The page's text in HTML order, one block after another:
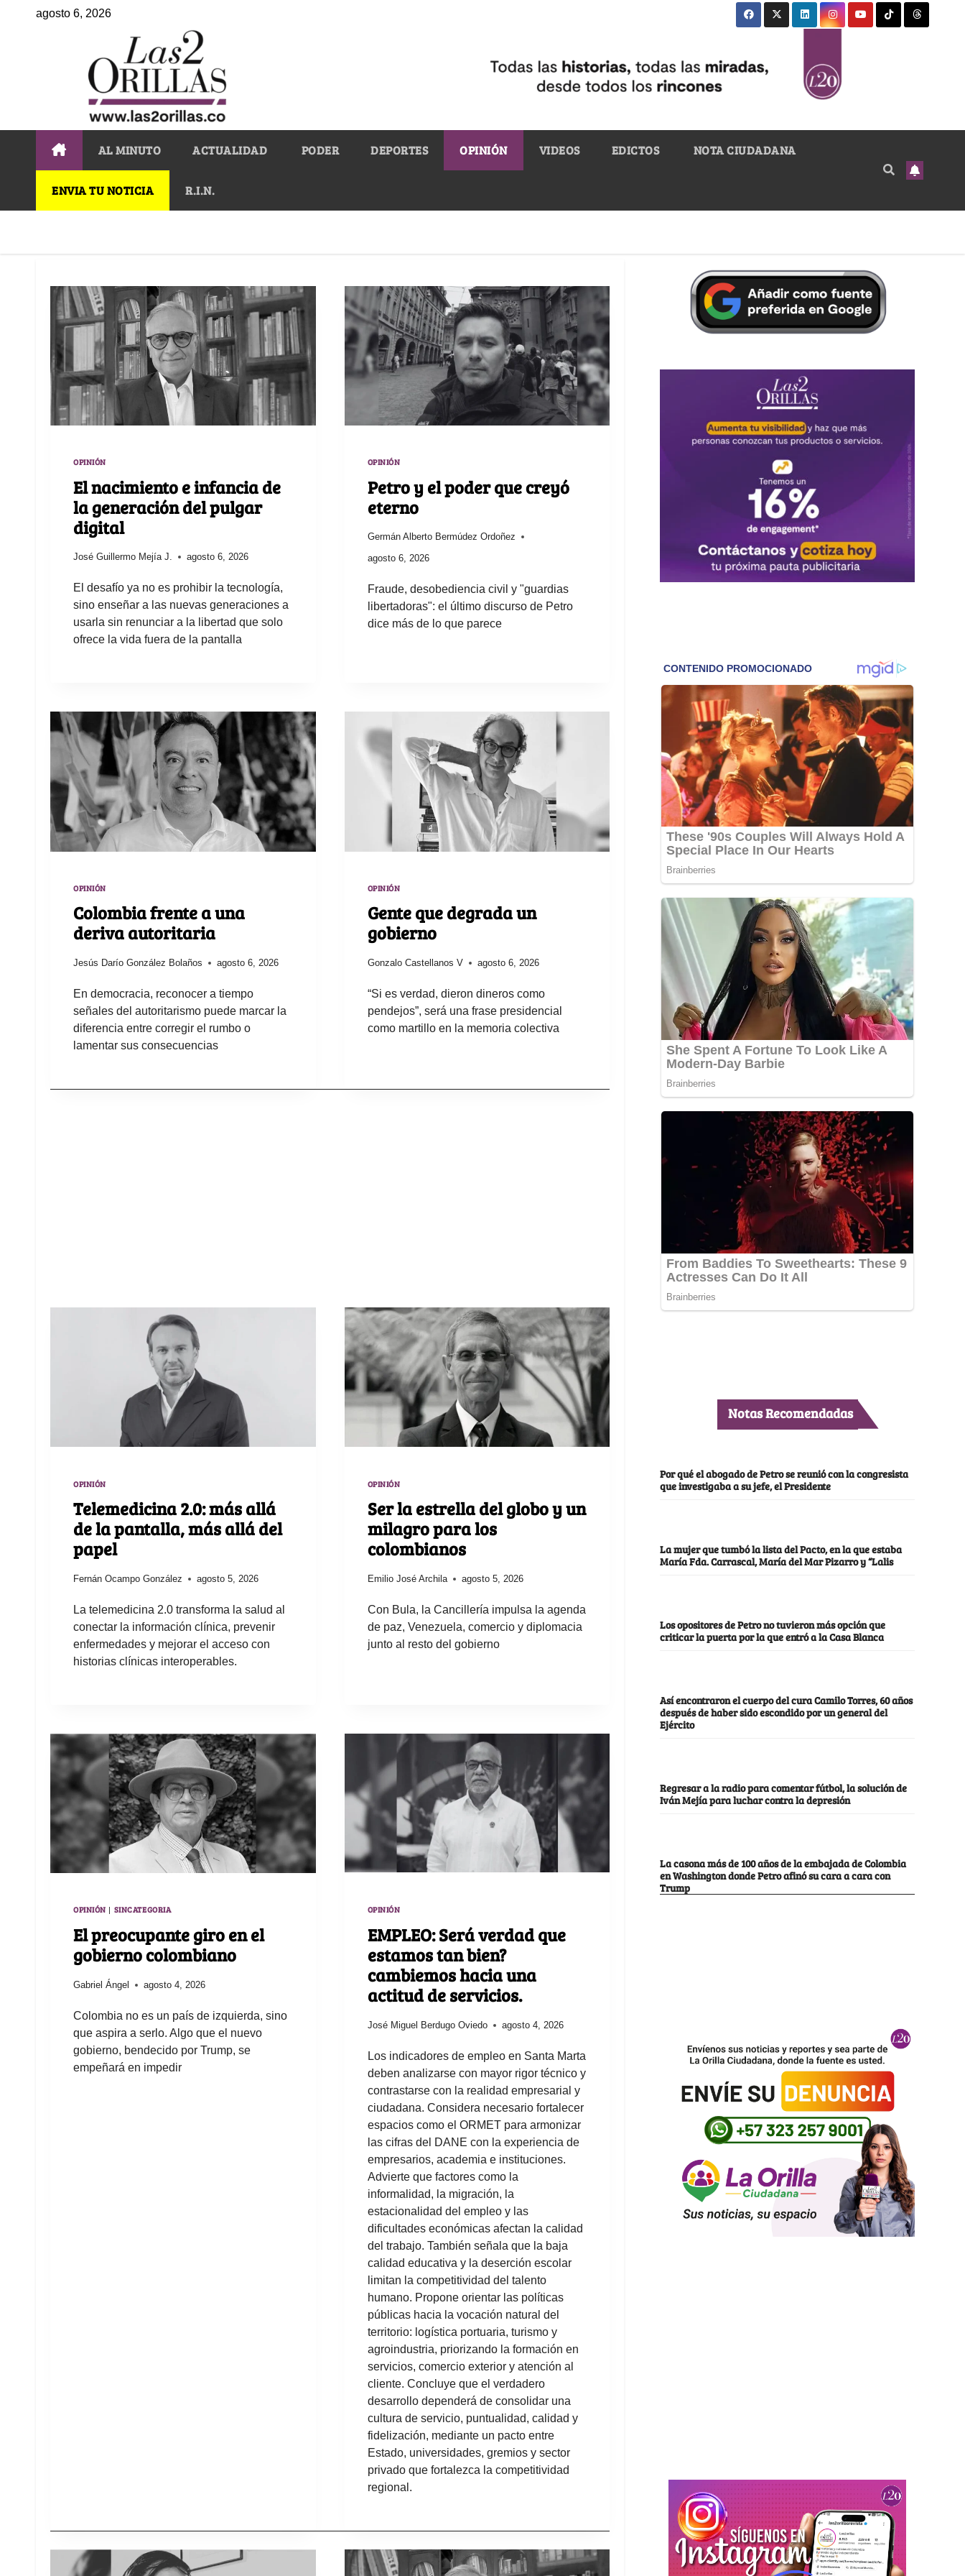
agosto 6, 2026
AL MINUTO ACTUALIDAD PODER DEPORTES OPINIÓN VIDEOS EDICTOS NOTA CIUDADANA
ENVIA TU NOTICIA R.I.N.
OPINIÓN
El nacimiento e infancia de
la generación del pulgar
digital
José Guillermo Mejía J. agosto 6, 2026
El desafío ya no es prohibir la tecnología,
sino enseñar a las nuevas generaciones a
usarla sin renunciar a la libertad que solo
ofrece la vida fuera de la pantalla
OPINIÓN
Petro y el poder que creyó
eterno
Germán Alberto Bermúdez Ordoñez
agosto 6, 2026
Fraude, desobediencia civil y "guardias
libertadoras": el último discurso de Petro
dice más de lo que parece
OPINIÓN
Colombia frente a una
deriva autoritaria
Jesús Darío González Bolaños agosto 6, 2026
En democracia, reconocer a tiempo
señales del autoritarismo puede marcar la
diferencia entre corregir el rumbo o
lamentar sus consecuencias
OPINIÓN
Gente que degrada un
gobierno
Gonzalo Castellanos V agosto 6, 2026
“Si es verdad, dieron dineros como
pendejos”, será una frase presidencial
como martillo en la memoria colectiva
OPINIÓN
Telemedicina 2.0: más allá
de la pantalla, más allá del
papel
Fernán Ocampo González agosto 5, 2026
La telemedicina 2.0 transforma la salud al
conectar la información clínica, prevenir
enfermedades y mejorar el acceso con
historias clínicas interoperables.
OPINIÓN
Ser la estrella del globo y un
milagro para los
colombianos
Emilio José Archila agosto 5, 2026
Con Bula, la Cancillería impulsa la agenda
de paz, Venezuela, comercio y diplomacia
junto al resto del gobierno
OPINIÓN SINCATEGORIA
El preocupante giro en el
gobierno colombiano
Gabriel Ángel agosto 4, 2026
Colombia no es un país de izquierda, sino
que aspira a serlo. Algo que el nuevo
gobierno, bendecido por Trump, se
empeñará en impedir
OPINIÓN
EMPLEO: Será verdad que
estamos tan bien?
cambiemos hacia una
actitud de servicios.
José Miguel Berdugo Oviedo agosto 4, 2026
Los indicadores de empleo en Santa Marta
deben analizarse con mayor rigor técnico y
contrastarse con la realidad empresarial y
ciudadana. Considera necesario fortalecer
espacios como el ORMET para armonizar
las cifras del DANE con la experiencia de
empresarios, academia e instituciones.
Advierte que factores como la
informalidad, la migración, la
estacionalidad del empleo y las
dificultades económicas afectan la calidad
del trabajo. También señala que la baja
calidad educativa y la deserción escolar
limitan la competitividad del talento
humano. Propone orientar las políticas
públicas hacia la vocación natural del
territorio: logística portuaria, turismo y
agroindustria, priorizando la formación en
servicios, comercio exterior y atención al
cliente. Concluye que el verdadero
desarrollo dependerá de consolidar una
cultura de servicio, puntualidad, calidad y
fidelización, mediante un pacto entre
Estado, universidades, gremios y sector
privado que fortalezca la competitividad
regional.
Notas Recomendadas
Por qué el abogado de Petro se reunió con la congresista
que investigaba a su jefe, el Presidente
La mujer que tumbó la lista del Pacto, en la que estaba
María Fda. Carrascal, María del Mar Pizarro y “Lalis
Los opositores de Petro no tuvieron más opción que
criticar la puerta por la que entró a la Casa Blanca
Así encontraron el cuerpo del cura Camilo Torres, 60 años
después de haber sido escondido por un general del
Ejército
Regresar a la radio para comentar fútbol, la solución de
Iván Mejía para luchar contra la depresión
La casona más de 100 años de la embajada de Colombia
en Washington donde Petro afinó su cara a cara con
Trump